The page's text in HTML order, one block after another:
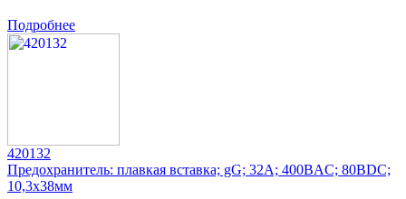
Подробнее
420132
Предохранитель: плавкая вставка; gG; 32А; 400ВAC; 80ВDC;
10,3x38мм